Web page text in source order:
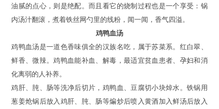
油腻的点心，则是绝配。而且看它的烧制过程也是一个享受：锅
内汤汁翻滚，煮着铁丝网勺里的线粉，闻一闻，香气四溢。
鸡鸭血汤
鸡鸭血汤是一道色香味俱全的汉族名吃，属于苏菜系。红白翠、
鲜香、微辣。鸡鸭血能补血、解毒，最适宜贫血患者、孕妇和消
化离弱的人补养。
鸡肝、肫、肠等洗净后切片，鸡鸭血、豆腐切小块焯水。铁锅用
葱姜炝锅后放入鸡肝、肫、肠等煸炒后喷入黄酒加入鲜汤后放入